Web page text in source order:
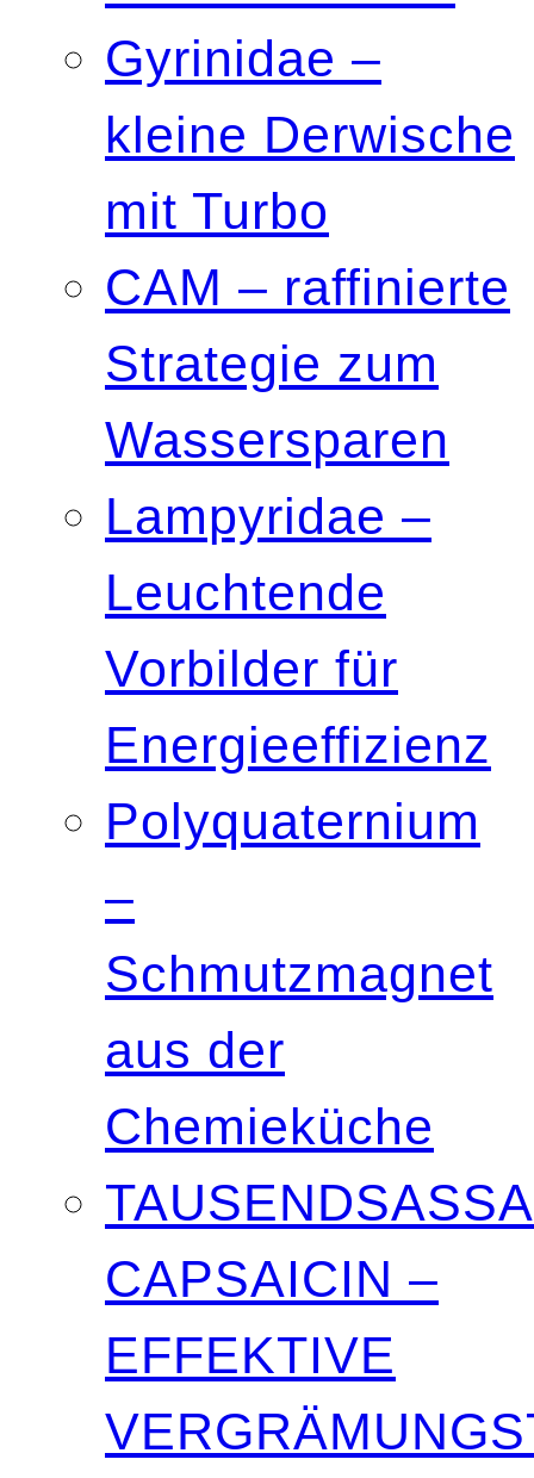
Gyrinidae –
kleine Derwische
mit Turbo
CAM – raffinierte
Strategie zum
Wassersparen
Lampyridae –
Leuchtende
Vorbilder für
Energieeffizienz
Polyquaternium
–
Schmutzmagnet
aus der
Chemieküche
TAUSENDSASSA
CAPSAICIN –
EFFEKTIVE